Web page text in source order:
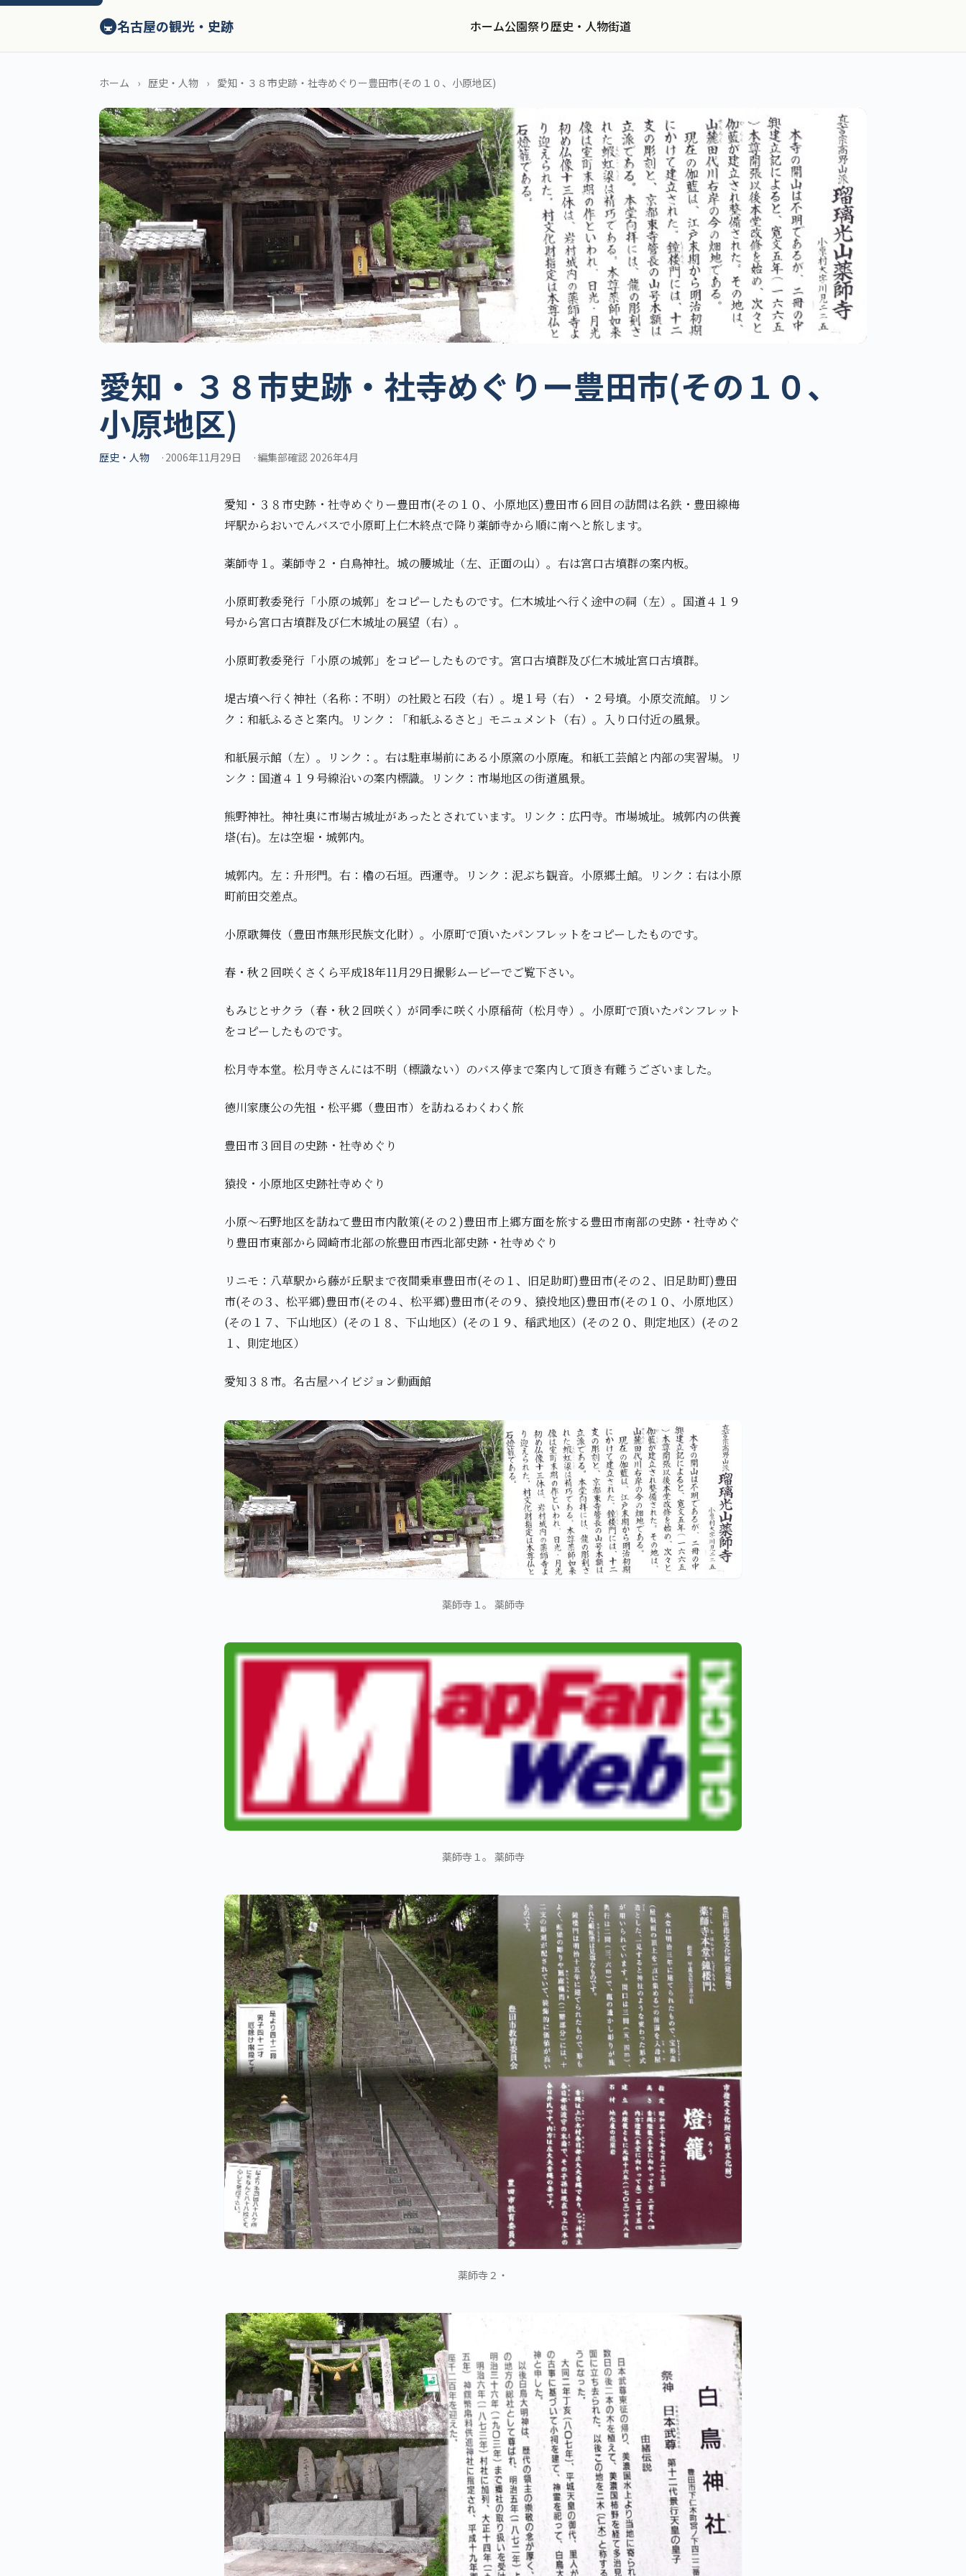
ン
🚇名古屋の観光・史跡 ホーム公園祭り歴史・人物街道
ホーム 歴史・人物 愛知・３８市史跡・社寺めぐりー豊田市(その１０、小原地区)
愛知・３８市史跡・社寺めぐりー豊田市(その１０、
小原地区)
歴史・人物 2006年11月29日 編集部確認 2026年4月
愛知・３８市史跡・社寺めぐりー豊田市(その１０、小原地区)豊田市６回目の訪問は名鉄・豊田線梅
坪駅からおいでんバスで小原町上仁木終点で降り薬師寺から順に南へと旅します。
薬師寺１。薬師寺２・白鳥神社。城の腰城址（左、正面の山）。右は宮口古墳群の案内板。
小原町教委発行「小原の城郭」をコピーしたものです。仁木城址へ行く途中の祠（左）。国道４１９
号から宮口古墳群及び仁木城址の展望（右）。
小原町教委発行「小原の城郭」をコピーしたものです。宮口古墳群及び仁木城址宮口古墳群。
堤古墳へ行く神社（名称：不明）の社殿と石段（右）。堤１号（右）・２号墳。小原交流館。リン
ク：和紙ふるさと案内。リンク：「和紙ふるさと」モニュメント（右）。入り口付近の風景。
和紙展示館（左）。リンク：。右は駐車場前にある小原窯の小原庵。和紙工芸館と内部の実習場。リ
ンク：国道４１９号線沿いの案内標識。リンク：市場地区の街道風景。
熊野神社。神社奥に市場古城址があったとされています。リンク：広円寺。市場城址。城郭内の供養
塔(右)。左は空堀・城郭内。
城郭内。左：升形門。右：櫓の石垣。西運寺。リンク：泥ぶち観音。小原郷土館。リンク：右は小原
町前田交差点。
小原歌舞伎（豊田市無形民族文化財）。小原町で頂いたパンフレットをコピーしたものです。
春・秋２回咲くさくら平成18年11月29日撮影ムービーでご覧下さい。
もみじとサクラ（春・秋２回咲く）が同季に咲く小原稲荷（松月寺）。小原町で頂いたパンフレット
をコピーしたものです。
松月寺本堂。松月寺さんには不明（標識ない）のバス停まで案内して頂き有難うございました。
徳川家康公の先祖・松平郷（豊田市）を訪ねるわくわく旅
豊田市３回目の史跡・社寺めぐり
猿投・小原地区史跡社寺めぐり
小原～石野地区を訪ねて豊田市内散策(その２)豊田市上郷方面を旅する豊田市南部の史跡・社寺めぐ
り豊田市東部から岡崎市北部の旅豊田市西北部史跡・社寺めぐり
リニモ：八草駅から藤が丘駅まで夜間乗車豊田市(その１、旧足助町)豊田市(その２、旧足助町)豊田
市(その３、松平郷)豊田市(その４、松平郷)豊田市(その９、猿投地区)豊田市(その１０、小原地区）
(その１７、下山地区）(その１８、下山地区）(その１９、稲武地区）(その２０、則定地区）(その２
１、則定地区）
愛知３８市。名古屋ハイビジョン動画館
薬師寺１。 薬師寺
薬師寺１。 薬師寺
薬師寺２・